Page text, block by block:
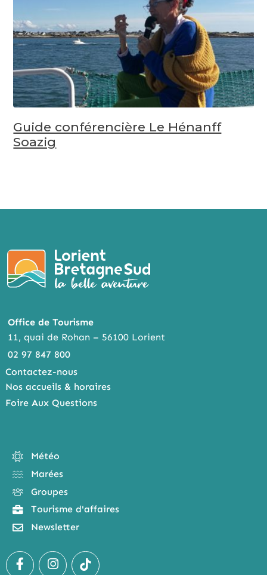
Guide conférencière Le Hénanff
Soazig
Office de Tourisme
11, quai de Rohan – 56100 Lorient
02 97 847 800
Contactez-nous
Nos accueils & horaires
Foire Aux Questions
Météo
Marées
Groupes
Tourisme d'affaires
Newsletter